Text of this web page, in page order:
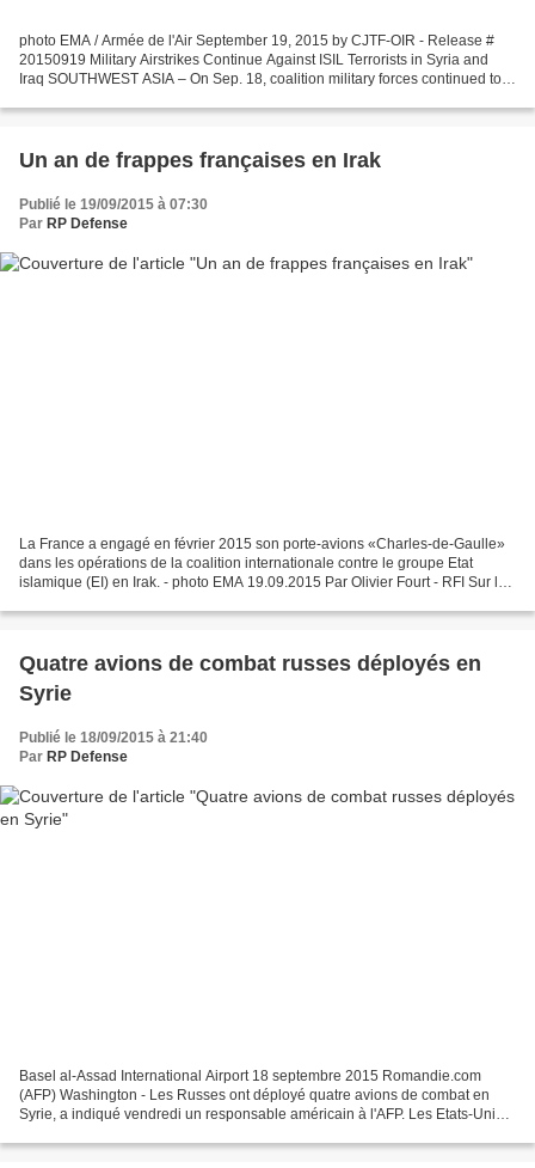
photo EMA / Armée de l'Air September 19, 2015 by CJTF-OIR - Release #
20150919 Military Airstrikes Continue Against ISIL Terrorists in Syria and
Iraq SOUTHWEST ASIA – On Sep. 18, coalition military forces continued to
Un an de frappes françaises en Irak
Publié le 19/09/2015 à 07:30
Par RP Defense
La France a engagé en février 2015 son porte-avions «Charles-de-Gaulle»
dans les opérations de la coalition internationale contre le groupe Etat
islamique (EI) en Irak. - photo EMA 19.09.2015 Par Olivier Fourt - RFI Sur le
Quatre avions de combat russes déployés en
Syrie
Publié le 18/09/2015 à 21:40
Par RP Defense
Basel al-Assad International Airport 18 septembre 2015 Romandie.com
(AFP) Washington - Les Russes ont déployé quatre avions de combat en
Syrie, a indiqué vendredi un responsable américain à l'AFP. Les Etats-Unis